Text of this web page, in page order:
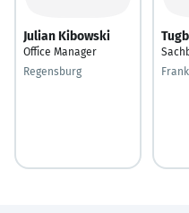
Julian Kibowski
Office Manager
Regensburg